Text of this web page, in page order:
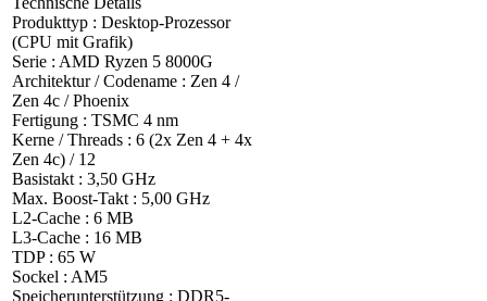
Produkttyp : Desktop-Prozessor
(CPU mit Grafik)
Serie : AMD Ryzen 5 8000G
Architektur / Codename : Zen 4 /
Zen 4c / Phoenix
Fertigung : TSMC 4 nm
Kerne / Threads : 6 (2x Zen 4 + 4x
Zen 4c) / 12
Basistakt : 3,50 GHz
Max. Boost-Takt : 5,00 GHz
L2-Cache : 6 MB
L3-Cache : 16 MB
TDP : 65 W
Sockel : AM5
Speicherunterstützung : DDR5-